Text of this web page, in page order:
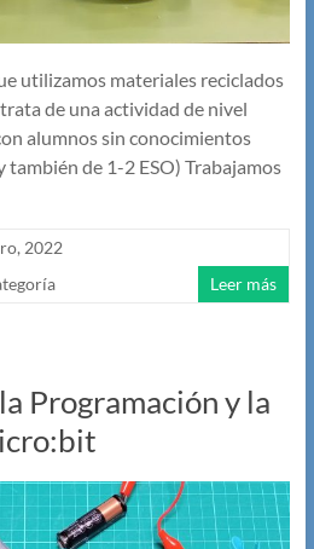
utilizamos materiales reciclados
de una actividad de nivel
alumnos sin conocimientos
también de 1-2 ESO) Trabajamos
2022
Leer más
Programación y la